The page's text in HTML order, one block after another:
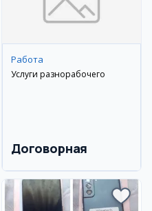
Работа
Услуги разнорабочего
Договорная